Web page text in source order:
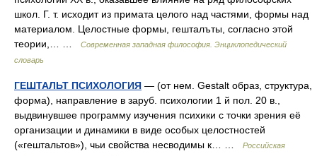
школ. Г. т. исходит из примата целого над частями, формы над
материалом. Целостные формы, гешталъты, согласно этой
теории,… …
Современная западная философия. Энциклопедический
словарь
ГЕШТАЛЬТ ПСИХОЛОГИЯ — (от нем. Gestalt образ, структура,
форма), направление в заруб. психологии 1 й пол. 20 в.,
выдвинувшее программу изучения психики с точки зрения её
организации и динамики в виде особых целостностей
(«гештальтов»), чьи свойства несводимы к… …
Российская